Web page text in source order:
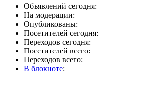
Объявлений сегодня:
На модерации:
Опубликованы:
Посетителей сегодня:
Переходов сегодня:
Посетителей всего:
Переходов всего:
В блокноте: